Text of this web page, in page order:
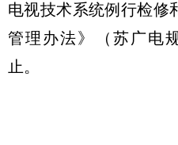
电视技术系统例行检修
管理办法》（苏广电
止。